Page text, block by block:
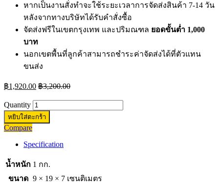
หากเป็นงานสั่งทำจะใช้ระยะเวลาการจัดส่งสินค้า 7-14 วัน
หลังจากทางบริษัทได้รับคำสั่งซื้อ
จัดส่งฟรีในเขตกรุงเทพ และปริมณฑล ยอดขั้นต่ำ 1,000
บาท
นอกเขตพื้นที่ลูกค้าสามารถชำระค่าจัดส่งได้ที่ตัวแทน
ขนส่ง
฿1,920.00 ฿3,200.00
Quantity
หยิบใส่ตะกร้า
Compare
Specification
น้ำหนัก 1 กก.
ขนาด 9 × 19 × 7 เซนติเมตร